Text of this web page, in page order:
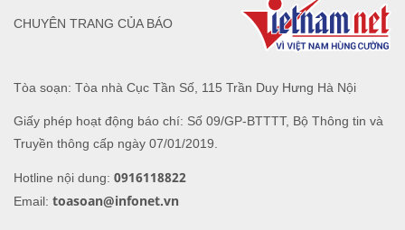
Tòa soạn: Tòa nhà Cục Tần Số, 115 Trần Duy Hưng Hà Nội
Giấy phép hoạt động báo chí: Số 09/GP-BTTTT, Bộ Thông tin và
Truyền thông cấp ngày 07/01/2019.
Hotline nội dung: 0916118822
Email: toasoan@infonet.vn
CHUYÊN TRANG CỦA BÁO